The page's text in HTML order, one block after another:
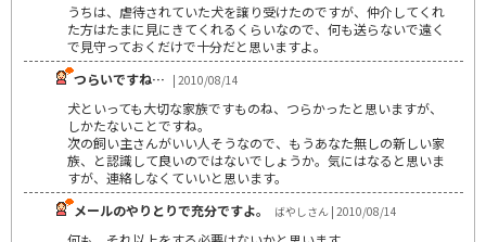
うちは、虐待されていた犬を譲り受けたのですが、仲介してくれ
た方はたまに見にきてくれるくらいなので、何も送らないで遠く
で見守っておくだけで十分だと思いますよ。
つらいですね… | 2010/08/14
犬といっても大切な家族ですものね、つらかったと思いますが、
しかたないことですね。
次の飼い主さんがいい人そうなので、もうあなた無しの新しい家
族、と認識して良いのではないでしょうか。気にはなると思いま
すが、連絡しなくていいと思います。
メールのやりとりで充分ですよ。
ばやしさん | 2010/08/14